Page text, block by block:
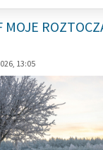
MOJE
13:05